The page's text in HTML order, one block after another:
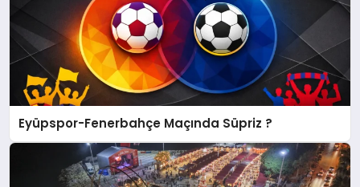
Eyüpspor-Fenerbahçe Maçında Süpriz ?